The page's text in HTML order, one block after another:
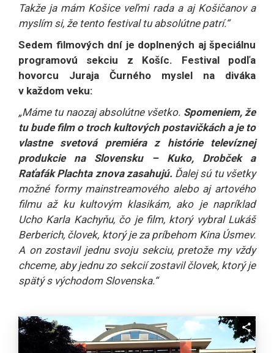
Takže ja mám Košice veľmi rada a aj Košičanov a
myslím si, že tento festival tu absolútne patrí.“
Sedem filmových dní je doplnených aj špeciálnu
programovú sekciu z Košíc. Festival podľa
hovorcu Juraja Čurného myslel na diváka
v každom veku:
„Máme tu naozaj absolútne všetko. Spomeniem, že
tu bude film o troch kultových postavičkách a je to
vlastne svetová premiéra z histórie televíznej
produkcie na Slovensku – Kuko, Drobček a
Raťafák Plachta znova zasahujú. Ďalej sú tu všetky
možné formy mainstreamového alebo aj artového
filmu až ku kultovým klasikám, ako je napríklad
Ucho Karla Kachyňu, čo je film, ktorý vybral Lukáš
Berberich, človek, ktorý je za príbehom Kina Úsmev.
A on zostavil jednu svoju sekciu, pretože my vždy
chceme, aby jednu zo sekcií zostavil človek, ktorý je
spätý s východom Slovenska.“